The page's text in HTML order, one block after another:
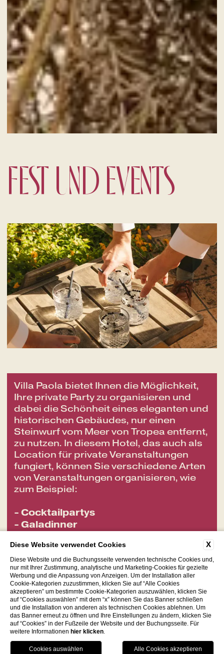
Eine kulinarische Reise durch die
Aromen der Gegend
Facebook Instagram WhatsApp
FEST UND EVENTS
Villa Paola bietet Ihnen die Möglichkeit,
Ihre private Party zu organisieren und
dabei die Schönheit eines eleganten und
historischen Gebäudes, nur einen
Steinwurf vom Meer von Tropea entfernt,
zu nutzen. In diesem Hotel, das auch als
Location für private Veranstaltungen
fungiert, können Sie verschiedene Arten
von Veranstaltungen organisieren, wie
zum Beispiel:
- Cocktailpartys
- Galadinner
- Private Treffen
- Geschäftsessen
Die Terrasse, der Garten und das
atemberaubende Panorama machen
Villa Paola zu einem der
eindrucksvollsten Orte in Tropea, Capo
Vaticano und Vibo Valentia, perfekt für
jede Veranstaltung oder sogar als
X
Diese Website verwendet Cookies
Diese Website und die Buchungsseite verwenden technische Cookies und,
nur mit Ihrer Zustimmung, analytische und Marketing-Cookies für gezielte
Werbung und die Anpassung von Anzeigen. Um der Installation aller
Cookie-Kategorien zuzustimmen, klicken Sie auf “Alle Cookies
akzeptieren” um bestimmte Cookie-Kategorien auszuwählen, klicken Sie
auf “Cookies auswählen” mit dem “x” können Sie das Banner schließen
und die Installation von anderen als technischen Cookies ablehnen. Um
das Banner erneut zu öffnen und Ihre Einstellungen zu ändern, klicken Sie
auf “Cookies” in der Fußzeile der Website und der Buchungsseite. Für
weitere Informationen hier klicken.